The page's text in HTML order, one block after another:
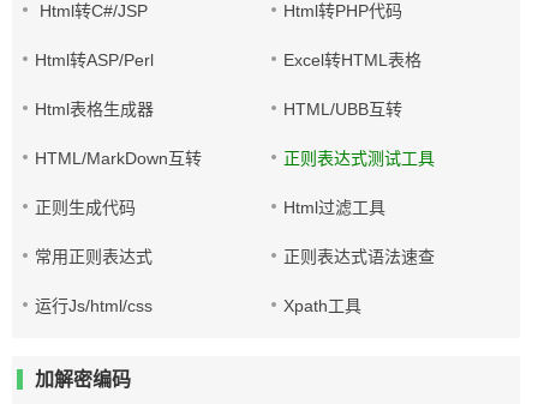
Html转C#/JSP Html转PHP代码
Html转ASP/Perl Excel转HTML表格
Html表格生成器 HTML/UBB互转
HTML/MarkDown互转 正则表达式测试工具
正则生成代码 Html过滤工具
常用正则表达式 正则表达式语法速查
运行Js/html/css Xpath工具
加解密编码